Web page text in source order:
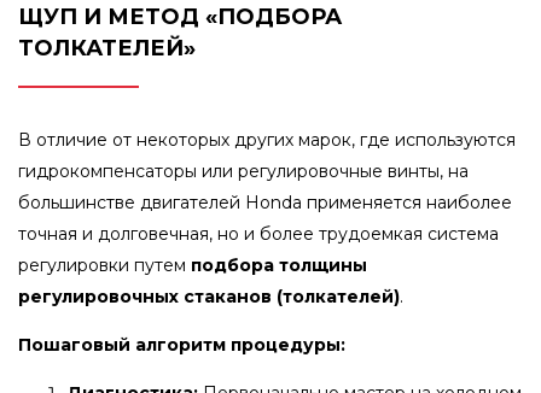
ЩУП И МЕТОД «ПОДБОРА
ТОЛКАТЕЛЕЙ»
В отличие от некоторых других марок, где используются
гидрокомпенсаторы или регулировочные винты, на
большинстве двигателей Honda применяется наиболее
точная и долговечная, но и более трудоемкая система
регулировки путем подбора толщины
регулировочных стаканов (толкателей).
Пошаговый алгоритм процедуры: